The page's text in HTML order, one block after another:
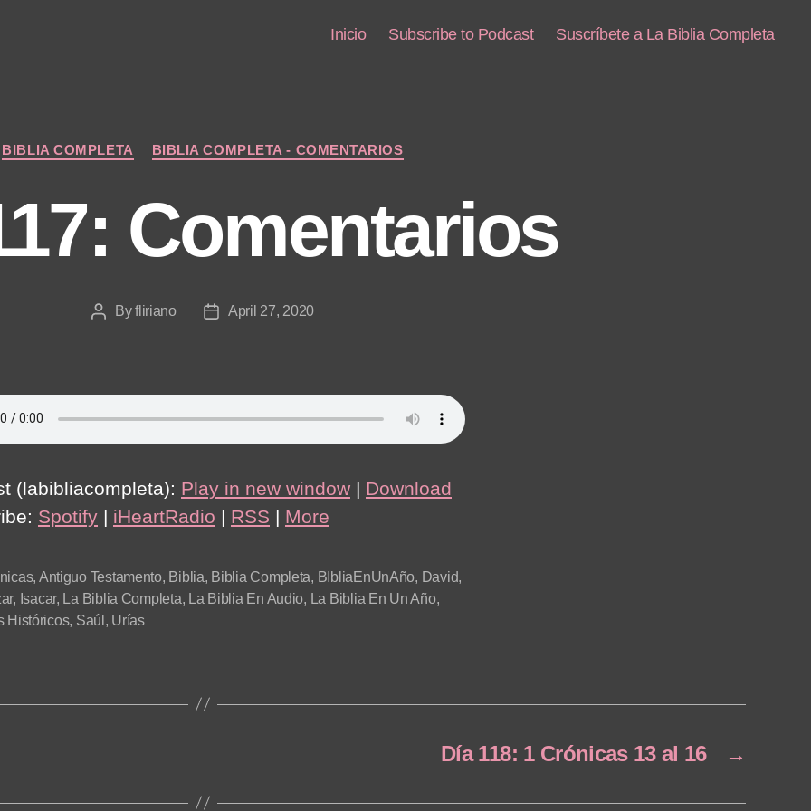
Inicio Subscribe to Podcast Suscríbete a La Biblia Completa
Categories
BIBLIA COMPLETA BIBLIA COMPLETA - COMENTARIOS
Comentarios
PostByfliriano
PostApril 27, 2020
(labibliacompleta): Play in new window | Download
Spotify | iHeartRadio | RSS | More
, Antiguo Testamento, Biblia, Biblia Completa, BIbliaEnUnAño, David,
, Isacar, La Biblia Completa, La Biblia En Audio, La Biblia En Un Año,
Históricos, Saúl , Urías
→
Día 118: 1 Crónicas 13 al 16